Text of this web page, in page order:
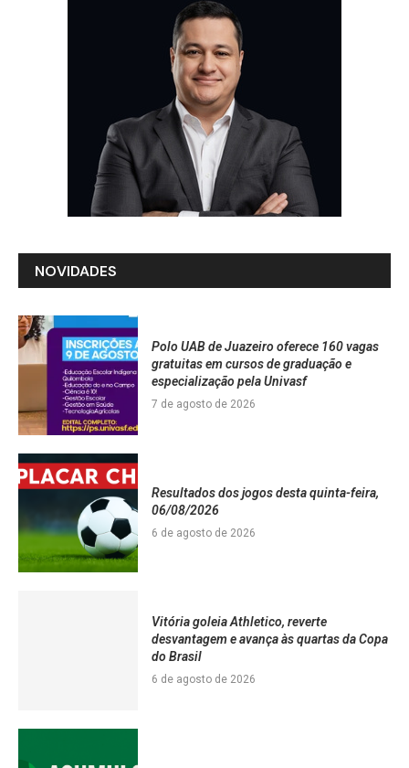
NOVIDADES
Polo UAB de Juazeiro oferece 160 vagas
gratuitas em cursos de graduação e
especialização pela Univasf
7 de agosto de 2026
Resultados dos jogos desta quinta-feira,
06/08/2026
6 de agosto de 2026
Vitória goleia Athletico, reverte
desvantagem e avança às quartas da Copa
do Brasil
6 de agosto de 2026